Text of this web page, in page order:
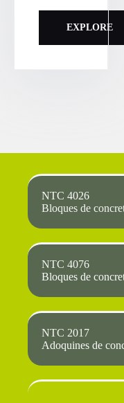
EXPLORE
NTC 4026
Bloques de
NTC 4076
Bloques de
NTC 2017
Adoquines de